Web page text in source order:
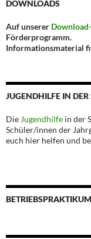
DOWNLOADS
Auf unserer
Förderprogramm.
Informationsmaterial
JUGENDHILFE IN DER
Die Jugendhilfe in der
Schüler/innen der
euch hier helfen und
BETRIEBSPRAKTIKUM